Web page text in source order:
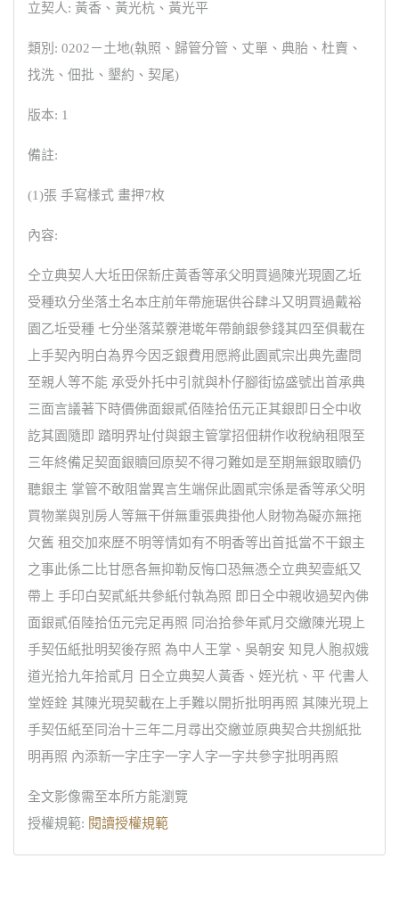
立契人: 黃香、黃光杭、黃光平
類別: 0202－土地(執照、歸管分管、丈單、典胎、杜賣、
找洗、佃批、墾約、契尾)
版本: 1
備註:
(1)張 手寫樣式 畫押7枚
內容:
仝立典契人大坵田保新庄黃香等承父明買過陳光現園乙坵
受種玖分坐落土名本庄前年帶施琚供谷肆斗又明買過戴裕
園乙坵受種 七分坐落菜藔港墘年帶餉銀參錢其四至俱載在
上手契內明白為界今因乏銀費用愿將此園貳宗出典先盡問
至親人等不能 承受外托中引就與朴仔腳街協盛號出首承典
三面言議著下時價佛面銀貳佰陸拾伍元正其銀即日仝中收
訖其園隨即 踏明界址付與銀主管掌招佃耕作收稅納租限至
三年終備足契面銀贖回原契不得刁難如是至期無銀取贖仍
聽銀主 掌管不敢阻當異言生端保此園貳宗係是香等承父明
買物業與別房人等無干併無重張典掛他人財物為礙亦無拖
欠舊 租交加來歷不明等情如有不明香等出首抵當不干銀主
之事此係二比甘愿各無抑勒反悔口恐無憑仝立典契壹紙又
帶上 手印白契貳紙共參紙付執為照 即日仝中親收過契內佛
面銀貳佰陸拾伍元完足再照 同治拾參年貳月交繳陳光現上
手契伍紙批明契後存照 為中人王掌、吳朝安 知見人胞叔娥
道光拾九年拾貳月 日仝立典契人黃香、姪光杭、平 代書人
堂姪銓 其陳光現契載在上手難以開折批明再照 其陳光現上
手契伍紙至同治十三年二月尋出交繳並原典契合共捌紙批
明再照 內添新一字庄字一字人字一字共參字批明再照
全文影像需至本所方能瀏覽
授權規範: 閱讀授權規範